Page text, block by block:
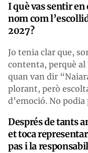
I què vas sentir
nom com
2027?
Jo tenia clar que,
contenta, perquè
quan van dir
plorant, però
d’emoció. No
Després de tants
et toca
pas i la